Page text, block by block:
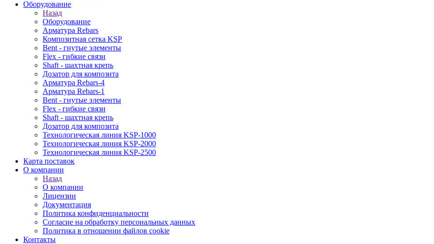
Оборудование
Назад
Оборудование
Арматура Rebars
Композитная сетка KSP
Bent - гнутые элементы
Flex - гибкие связи
Shaft - шахтная крепь
Дозатор для композита
Арматура Rebars-4
Арматура Rebars-1
Bent - гнутые элементы
Flex - гибкие связи
Shaft - шахтная крепь
Дозатор для композита
Технологическая линия KSP-1000
Технологическая линия KSP-2000
Технологическая линия KSP-2500
Карта поставок
О компании
Назад
О компании
Лицензии
Документация
Политика конфиденциальности
Согласие на обработку персональных данных
Политика в отношении файлов cookie
Контакты